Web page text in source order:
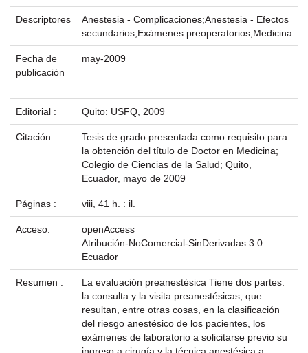
Descriptores
:
Anestesia - Complicaciones;Anestesia - Efectos
secundarios;Exámenes preoperatorios;Medicina
Fecha de
publicación
:
may-2009
Editorial : Quito: USFQ, 2009
Citación :
Tesis de grado presentada como requisito para
la obtención del título de Doctor en Medicina;
Colegio de Ciencias de la Salud; Quito,
Ecuador, mayo de 2009
Páginas : viii, 41 h. : il.
Acceso:
openAccess
Atribución-NoComercial-SinDerivadas 3.0
Ecuador
Resumen :
La evaluación preanestésica Tiene dos partes:
la consulta y la visita preanestésicas; que
resultan, entre otras cosas, en la clasificación
del riesgo anestésico de los pacientes, los
exámenes de laboratorio a solicitarse previo su